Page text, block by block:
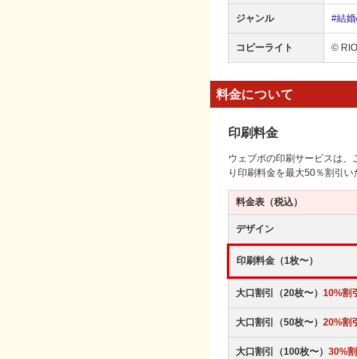
ジャンル #結
コピーライト ©
料金について
印刷料金
ウェブポの印刷サービスは
り印刷料金を最大50％割引い
料金表 （税込）
デザイン
印刷料金（1枚〜）
大口割引（20枚〜） 10%割引
大口割引（50枚〜） 20%割引
大口割引（100枚〜） 30%割